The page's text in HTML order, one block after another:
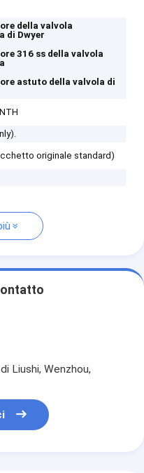
della valvola
di Dwyer
316 ss della valvola
astuto della valvola di
originale standard)
Liushi, Wenzhou,